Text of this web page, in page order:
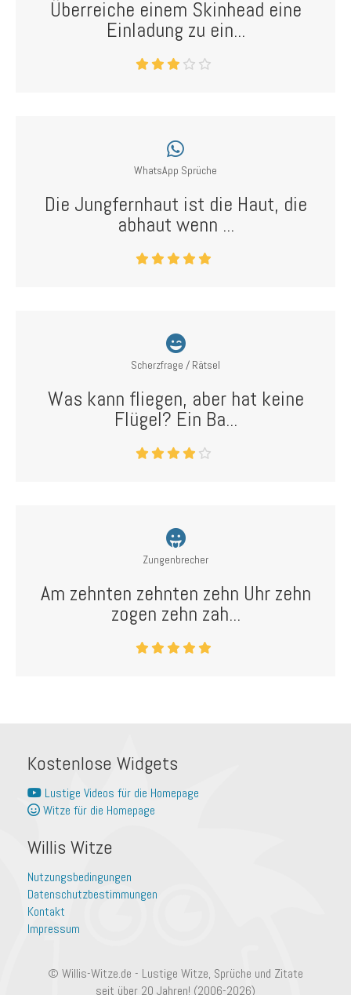
Überreiche einem Skinhead eine
Einladung zu ein...
WhatsApp Sprüche
Die Jungfernhaut ist die Haut, die
abhaut wenn ...
Scherzfrage / Rätsel
Was kann fliegen, aber hat keine
Flügel? Ein Ba...
Zungenbrecher
Am zehnten zehnten zehn Uhr zehn
zogen zehn zah...
Kostenlose Widgets
Lustige Videos für die Homepage
Witze für die Homepage
Willis Witze
Nutzungsbedingungen
Datenschutzbestimmungen
Kontakt
Impressum
© Willis-Witze.de - Lustige Witze, Sprüche und Zitate
seit über 20 Jahren! (2006-2026)